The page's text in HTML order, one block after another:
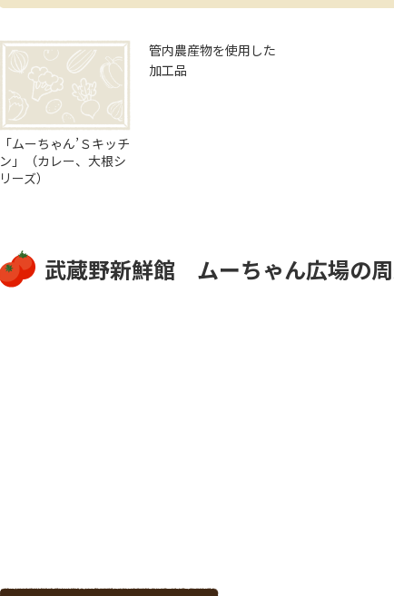
「ムーちゃん’Ｓキッチ
ン」（カレー、大根シ
リーズ）
管内農産物を使用した
加工品
武蔵野新鮮館 ムーちゃん広場の